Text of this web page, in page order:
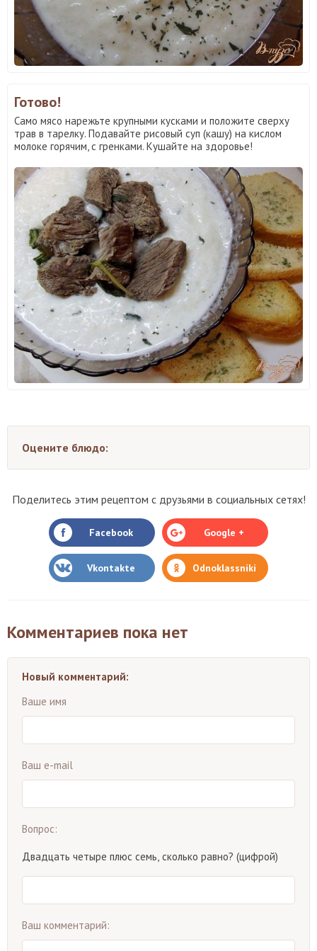
Готово!
Само мясо нарежьте крупными кусками и положите сверху
трав в тарелку. Подавайте рисовый суп (кашу) на кислом
молоке горячим, с гренками. Кушайте на здоровье!
Оцените блюдо:
Поделитесь этим рецептом с друзьями в социальных сетях!
Facebook Google +
Vkontakte Odnoklassniki
Комментариев пока нет
Новый комментарий:
Ваше имя
Ваш e-mail
Вопрос:
Двадцать четыре плюс семь, сколько равно? (цифрой)
Ваш комментарий: